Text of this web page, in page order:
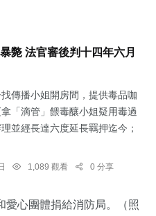
斃 法官審後判十四年六月
傳播小姐開房間，提供毒品咖
「滴管」餵毒釀小姐疑用毒過
並經長達六度延長羈押迄今；
1,089 觀看 0 分享